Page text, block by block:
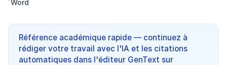
Word
Référence académique rapide — continuez à
rédiger votre travail avec l'IA et les citations
automatiques dans l'éditeur GenText sur